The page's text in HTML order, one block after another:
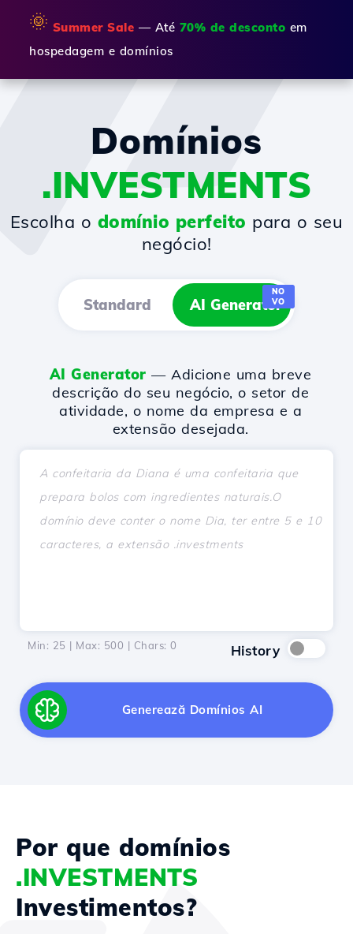
🌞 Summer Sale — Até 70% de desconto em
hospedagem e domínios
Domínios
.INVESTMENTS
Escolha o domínio perfeito para o seu
negócio!
Standard AI Generator
NO
VO
AI Generator — Adicione uma breve
descrição do seu negócio, o setor de
atividade, o nome da empresa e a
extensão desejada.
Min: 25 | Max: 500 | Chars: 0 History
Generează Domínios AI
Por que domínios
.INVESTMENTS
Investimentos?